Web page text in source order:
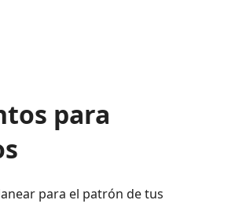
para
para el patrón de tus